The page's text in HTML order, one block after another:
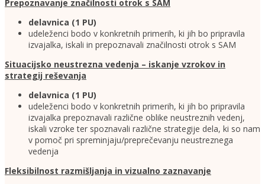
Prepoznavanje značilnosti otrok s SAM
delavnica (1 PU)
udeleženci bodo v konkretnih primerih, ki jih bo pripravila
izvajalka, iskali in prepoznavali značilnosti otrok s SAM
Situacijsko neustrezna vedenja – iskanje vzrokov in
strategij reševanja
delavnica (1 PU)
udeleženci bodo v konkretnih primerih, ki jih bo pripravila
izvajalka prepoznavali različne oblike neustreznih vedenj,
iskali vzroke ter spoznavali različne strategije dela, ki so nam
v pomoč pri spreminjaju/preprečevanju neustreznega
vedenja
Fleksibilnost razmišljanja in vizualno zaznavanje